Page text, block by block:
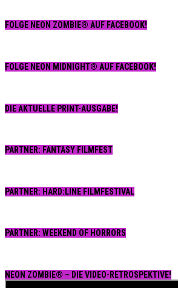
FOLGE NEON ZOMBIE® AUF FACEBOOK!
FOLGE NEON MIDNIGHT® AUF FACEBOOK!
DIE AKTUELLE PRINT-AUSGABE!
PARTNER: FANTASY FILMFEST
PARTNER: HARD:LINE FILMFESTIVAL
PARTNER: WEEKEND OF HORRORS
NEON ZOMBIE® – DIE VIDEO-RETROSPEKTIVE!